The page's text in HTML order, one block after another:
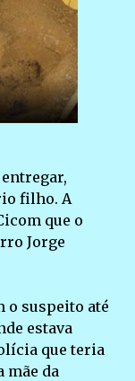
filho. A
que o
Jorge
o suspeito até
estava
que teria
mãe da